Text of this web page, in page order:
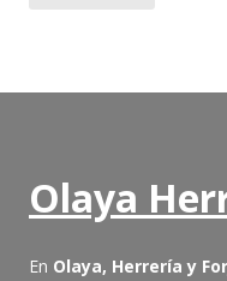
Olaya
En Olaya, Herrería y